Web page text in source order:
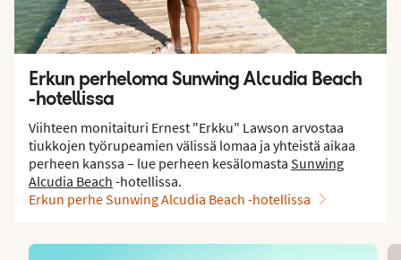
Erkun perheloma Sunwing Alcudia Beach
-hotellissa
Viihteen monitaituri Ernest "Erkku" Lawson arvostaa
tiukkojen työrupeamien välissä lomaa ja yhteistä aikaa
perheen kanssa – lue perheen kesälomasta Sunwing
Alcudia Beach -hotellissa.
Erkun perhe Sunwing Alcudia Beach -hotellissa